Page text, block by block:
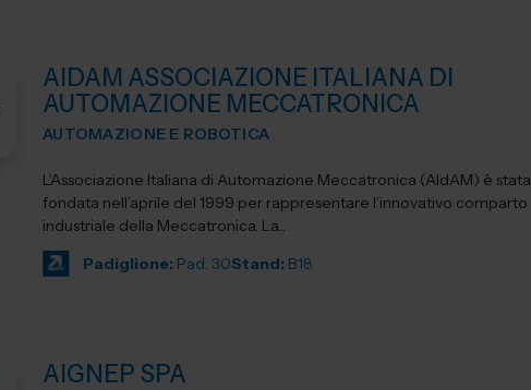
AIDAM ASSOCIAZIONE ITALIANA DI
AUTOMAZIONE MECCATRONICA
AUTOMAZIONE E ROBOTICA
L’Associazione Italiana di Automazione Meccatronica (AIdAM) è stata
fondata nell’aprile del 1999 per rappresentare l’innovativo comparto
industriale della Meccatronica. La...
Padiglione: Pad. 30Stand: B18
AIGNEP SPA